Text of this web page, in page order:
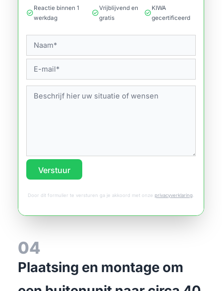
check_circle
Reactie binnen 1
werkdag
check_circle
Vrijblijvend en
gratis
check_circle
KIWA
gecertificeerd
Verstuur
Door dit formulier te versturen ga je akkoord met onze privacyverklaring.
04
Plaatsing en montage om